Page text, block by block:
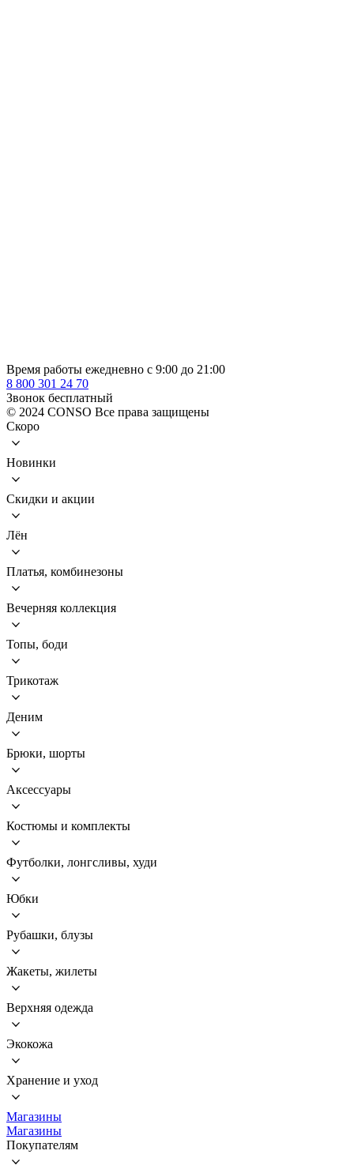
Время работы ежедневно с 9:00 до 21:00
8 800 301 24 70
Звонок бесплатный
© 2024 CONSO Все права защищены
Скоро
Новинки
Скидки и акции
Лён
Платья, комбинезоны
Вечерняя коллекция
Топы, боди
Трикотаж
Деним
Брюки, шорты
Аксессуары
Костюмы и комплекты
Футболки, лонгсливы, худи
Юбки
Рубашки, блузы
Жакеты, жилеты
Верхняя одежда
Экокожа
Хранение и уход
Магазины
Магазины
Покупателям